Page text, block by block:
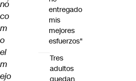
nó
co
m
o
el
m
ejo
entregado
mis
mejores
esfuerzos"
Tres
adultos
quedan